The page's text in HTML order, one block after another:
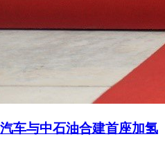
车与中石油合建首座加氢